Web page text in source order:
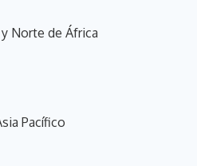
Norte de África
Pacífico